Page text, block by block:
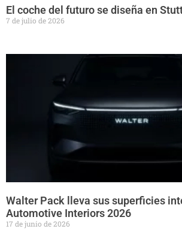
El coche del futuro se diseña en
7 de julio de 2026
Walter Pack lleva sus superficies
Automotive Interiors 2026
17 de junio de 2026